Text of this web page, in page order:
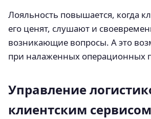
Лояльность повышается, когда
его ценят, слушают и
возникающие вопросы. А это
при налаженных операционных
Управление
клиентским сервисом